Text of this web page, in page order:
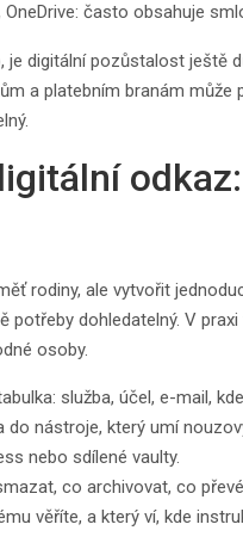
OneDrive: často obsahuje
je digitální pozůstalost ještě
a platebním branám
rodiny, ale vytvořit
potřeby dohledatelný. V
osoby.
služba, účel, e-mail,
do nástroje, který umí
nebo sdílené vaulty.
co archivovat, co
věříte, a který ví, kde